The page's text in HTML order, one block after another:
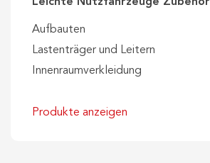
Leichte Nutzfahrzeuge Zubehör
Aufbauten
Lastenträger und Leitern
Innenraumverkleidung
Produkte anzeigen